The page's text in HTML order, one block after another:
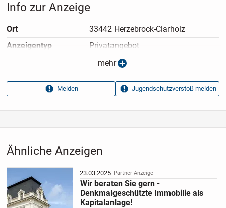
Ähnliche Anzeigen
23.03.2025 Partner-Anzeige
Wir beraten Sie gern -
Denkmalgeschützte Immobilie als
Kapitalanlage!
Info zur Anzeige
Ort
33442 Herzebrock-Clarholz
Anzeigen­typ
Privatangebot
23.03.2025
Aufrufe dieser
15
mehr
Melden Jugendschutzverstoß melden